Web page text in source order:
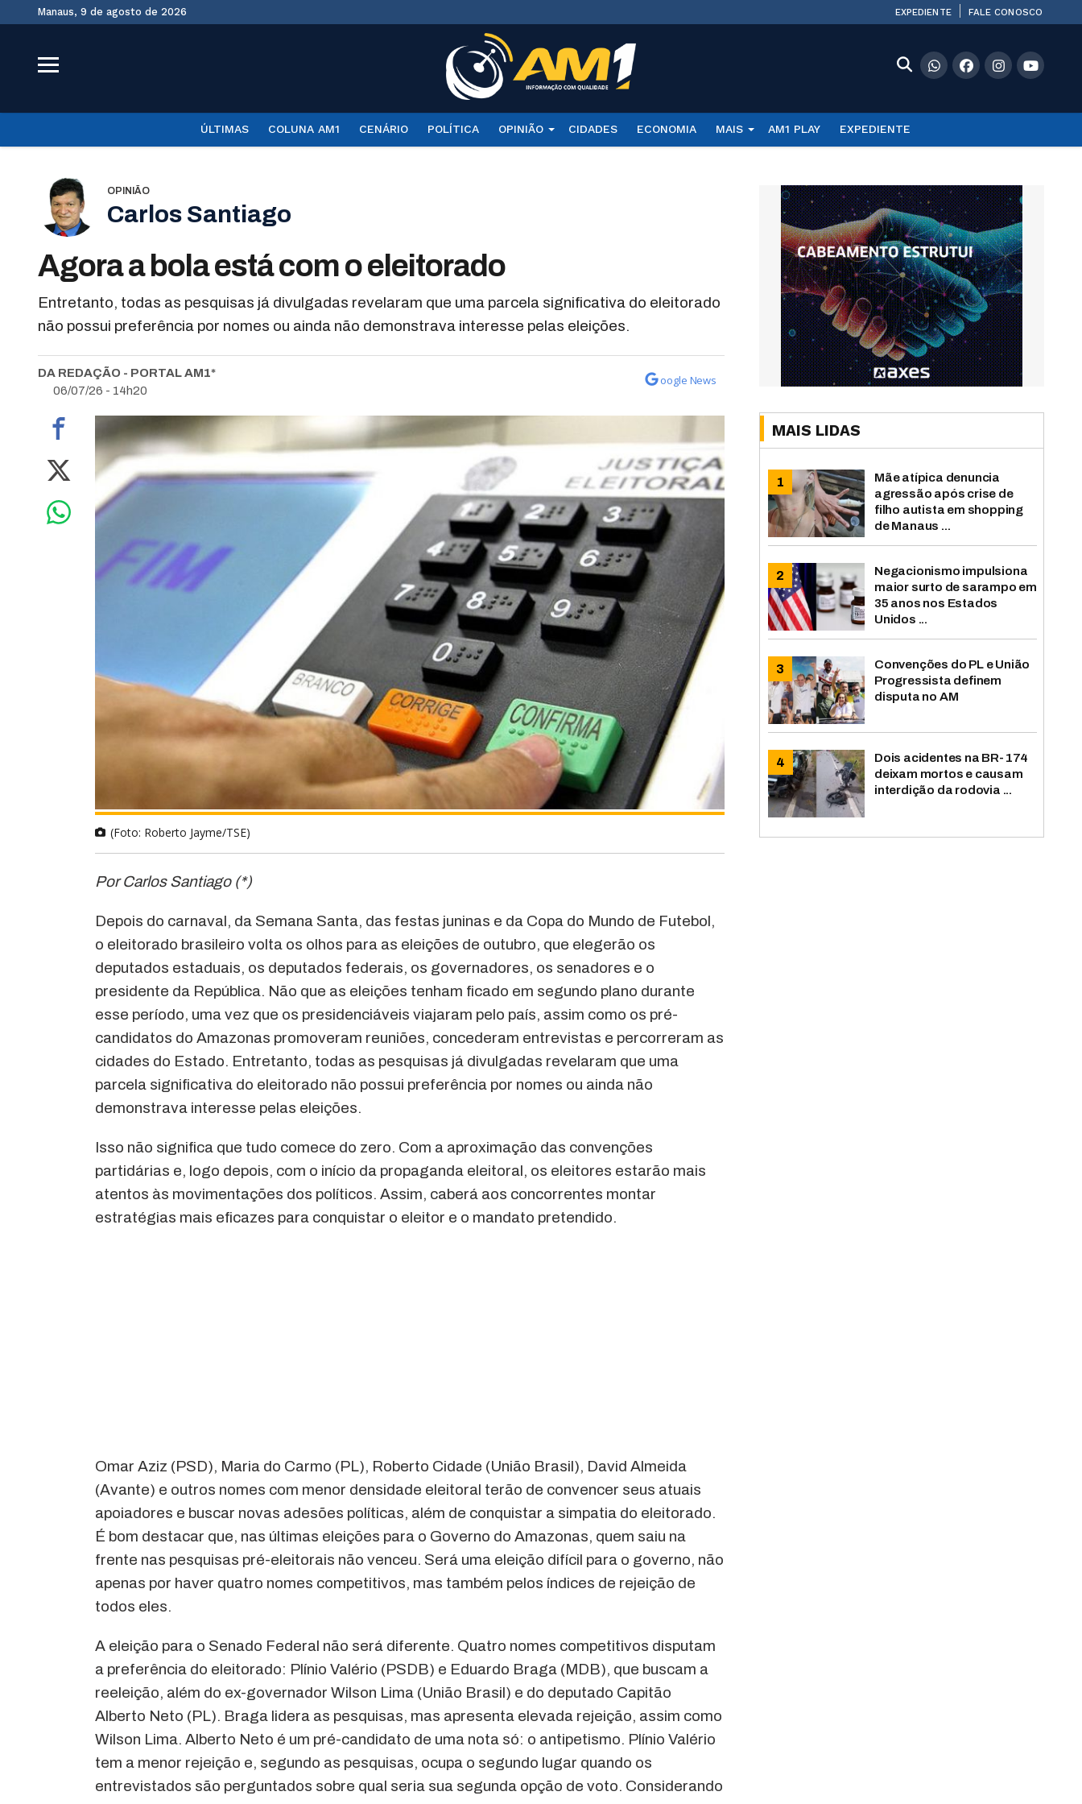
Manaus, 9 de agosto de 2026 EXPEDIENTE FALE CONOSCO
ÚLTIMAS COLUNA AM1 CENÁRIO POLÍTICA OPINIÃO CIDADES ECONOMIA MAIS AM1 PLAY EXPEDIENTE
OPINIÃO
Carlos Santiago
Agora a bola está com o eleitorado
Entretanto, todas as pesquisas já divulgadas revelaram que uma parcela significativa do eleitorado
não possui preferência por nomes ou ainda não demonstrava interesse pelas eleições.
DA REDAÇÃO - PORTAL AM1*
06/07/26 - 14h20
oogle News
(Foto: Roberto Jayme/TSE)
Por Carlos Santiago (*)
Depois do carnaval, da Semana Santa, das festas juninas e da Copa do Mundo de Futebol,
o eleitorado brasileiro volta os olhos para as eleições de outubro, que elegerão os
deputados estaduais, os deputados federais, os governadores, os senadores e o
presidente da República. Não que as eleições tenham ficado em segundo plano durante
esse período, uma vez que os presidenciáveis viajaram pelo país, assim como os pré-
candidatos do Amazonas promoveram reuniões, concederam entrevistas e percorreram as
cidades do Estado. Entretanto, todas as pesquisas já divulgadas revelaram que uma
parcela significativa do eleitorado não possui preferência por nomes ou ainda não
demonstrava interesse pelas eleições.
Isso não significa que tudo comece do zero. Com a aproximação das convenções
partidárias e, logo depois, com o início da propaganda eleitoral, os eleitores estarão mais
atentos às movimentações dos políticos. Assim, caberá aos concorrentes montar
estratégias mais eficazes para conquistar o eleitor e o mandato pretendido.
Omar Aziz (PSD), Maria do Carmo (PL), Roberto Cidade (União Brasil), David Almeida
(Avante) e outros nomes com menor densidade eleitoral terão de convencer seus atuais
apoiadores e buscar novas adesões políticas, além de conquistar a simpatia do eleitorado.
É bom destacar que, nas últimas eleições para o Governo do Amazonas, quem saiu na
frente nas pesquisas pré-eleitorais não venceu. Será uma eleição difícil para o governo, não
apenas por haver quatro nomes competitivos, mas também pelos índices de rejeição de
todos eles.
A eleição para o Senado Federal não será diferente. Quatro nomes competitivos disputam
a preferência do eleitorado: Plínio Valério (PSDB) e Eduardo Braga (MDB), que buscam a
reeleição, além do ex-governador Wilson Lima (União Brasil) e do deputado Capitão
Alberto Neto (PL). Braga lidera as pesquisas, mas apresenta elevada rejeição, assim como
Wilson Lima. Alberto Neto é um pré-candidato de uma nota só: o antipetismo. Plínio Valério
tem a menor rejeição e, segundo as pesquisas, ocupa o segundo lugar quando os
entrevistados são perguntados sobre qual seria sua segunda opção de voto. Considerando
MAIS LIDAS
Mãe atípica denuncia
agressão após crise de
filho autista em shopping
de Manaus ...
Negacionismo impulsiona
maior surto de sarampo em
35 anos nos Estados
Unidos ...
Convenções do PL e União
Progressista definem
disputa no AM
Dois acidentes na BR-174
deixam mortos e causam
interdição da rodovia ...